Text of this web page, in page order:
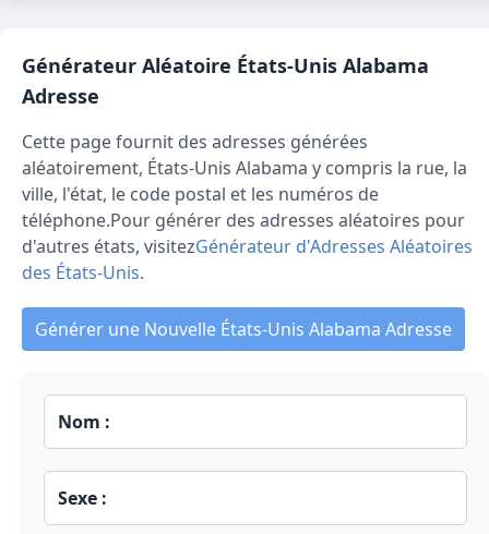
Générateur Aléatoire États-Unis Alabama
Adresse
Cette page fournit des adresses générées
aléatoirement, États-Unis Alabama y compris la rue, la
ville, l'état, le code postal et les numéros de
téléphone.Pour générer des adresses aléatoires pour
d'autres états, visitezGénérateur d'Adresses Aléatoires
des États-Unis.
Générer une Nouvelle États-Unis Alabama Adresse
Nom :
Sexe :